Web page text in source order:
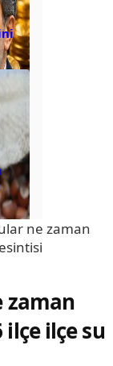
ne zaman
zaman
ilçe ilçe su